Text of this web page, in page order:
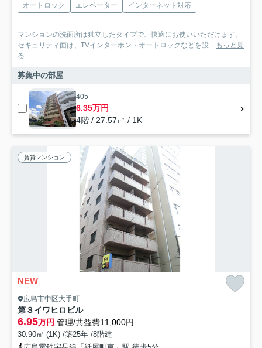
オートロック エレベーター インターネット対応
マンションの洗面所は独立したタイプで、快適にお使いいただけます。
セキュリティ面は、TVインターホン・オートロックなどを設... もっと見
る
募集中の部屋
405
6.35万円
4階 / 27.57㎡ / 1K
賃貸マンション
NEW
広島市中区大手町
第３イワヒロビル
6.95万円 管理/共益費11,000円
30.90㎡ (1K) /築25年 /8階建